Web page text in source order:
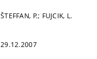
ŠTEFFAN, P.; FUJCIK, L.
29.12.2007